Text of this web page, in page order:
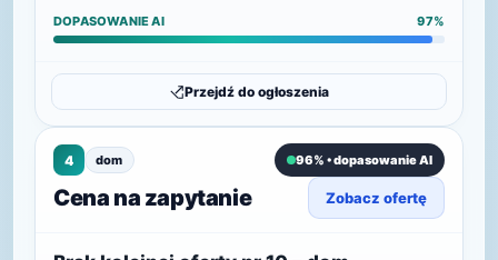
DOPASOWANIE AI 97%
Przejdź do ogłoszenia
4 dom 96% • dopasowanie AI
Cena na zapytanie Zobacz ofertę